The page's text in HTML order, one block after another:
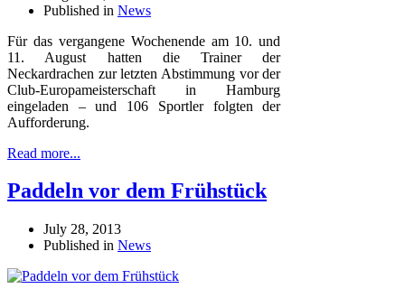
Published in News
Für das vergangene Wochenende am 10. und
11. August hatten die Trainer der
Neckardrachen zur letzten Abstimmung vor der
Club-Europameisterschaft in Hamburg
eingeladen – und 106 Sportler folgten der
Aufforderung.
Read more...
Paddeln vor dem Frühstück
July 28, 2013
Published in News